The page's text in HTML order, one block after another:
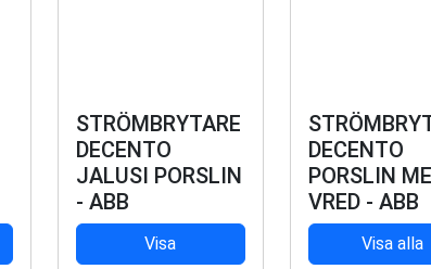
STRÖMBRYTARE
DECENTO
JALUSI PORSLIN
- ABB
Visa
DECENTO
PORSLIN
VRED - ABB
Visa alla